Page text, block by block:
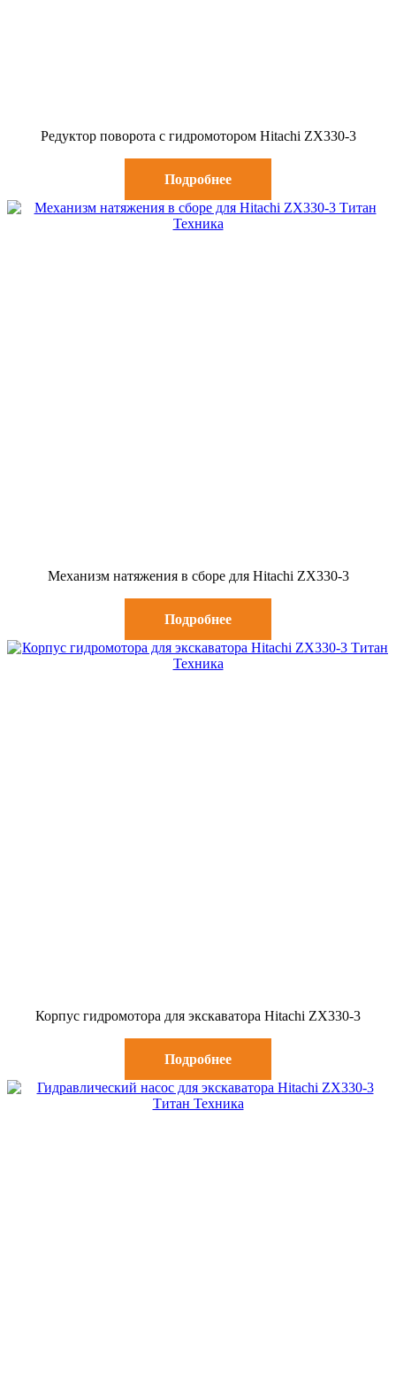
Редуктор поворота c гидромотором Hitachi ZX330-3
Подробнее
Механизм натяжения в сборе для Hitachi ZX330-3
Подробнее
Корпус гидромотора для экскаватора Hitachi ZX330-3
Подробнее